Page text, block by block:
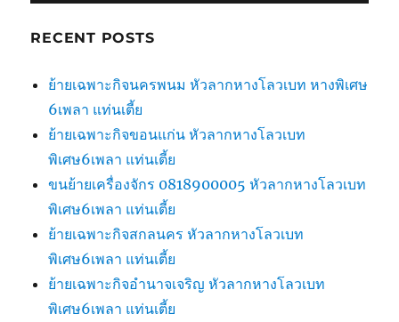
RECENT POSTS
ย้ายเฉพาะกิจนครพนม หัวลากหางโลวเบท หางพิเศษ
6เพลา แท่นเตี้ย
ย้ายเฉพาะกิจขอนแก่น หัวลากหางโลวเบท
พิเศษ6เพลา แท่นเตี้ย
ขนย้ายเครื่องจักร 0818900005 หัวลากหางโลวเบท
พิเศษ6เพลา แท่นเตี้ย
ย้ายเฉพาะกิจสกลนคร หัวลากหางโลวเบท
พิเศษ6เพลา แท่นเตี้ย
ย้ายเฉพาะกิจอำนาจเจริญ หัวลากหางโลวเบท
พิเศษ6เพลา แท่นเตี้ย